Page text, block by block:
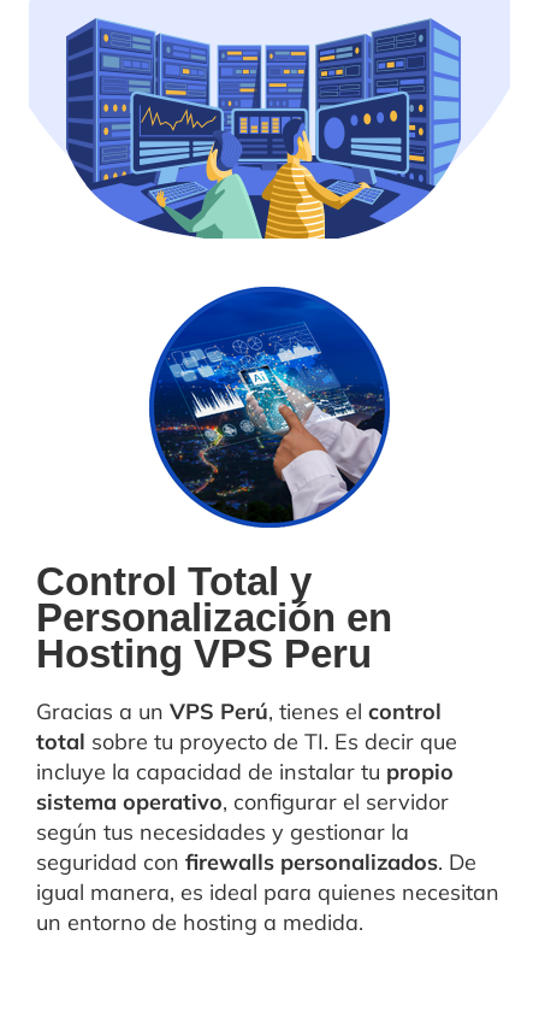
Control Total y
Personalización en
Hosting VPS Peru
Gracias a un VPS Perú, tienes el control
total sobre tu proyecto de TI. Es decir que
incluye la capacidad de instalar tu propio
sistema operativo, configurar el servidor
según tus necesidades y gestionar la
seguridad con firewalls personalizados. De
igual manera, es ideal para quienes necesitan
un entorno de hosting a medida.